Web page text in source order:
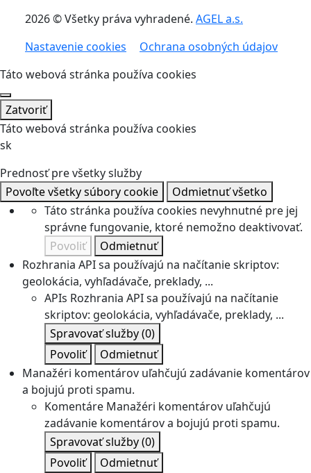
2026 © Všetky práva vyhradené. AGEL a.s.
Nastavenie cookies
Ochrana osobných údajov
Táto webová stránka používa cookies
Zatvoriť
Táto webová stránka používa cookies
sk
Prednosť pre všetky služby
Povoľte všetky súbory cookie
Odmietnuť všetko
Táto stránka používa cookies nevyhnutné pre jej
správne fungovanie, ktoré nemožno deaktivovať.
Povoliť
Odmietnuť
Rozhrania API sa používajú na načítanie skriptov:
geolokácia, vyhľadávače, preklady, ...
APIs Rozhrania API sa používajú na načítanie
skriptov: geolokácia, vyhľadávače, preklady, ...
Spravovať služby(0)
Povoliť
Odmietnuť
Manažéri komentárov uľahčujú zadávanie komentárov
a bojujú proti spamu.
Komentáre Manažéri komentárov uľahčujú
zadávanie komentárov a bojujú proti spamu.
Spravovať služby(0)
Povoliť
Odmietnuť